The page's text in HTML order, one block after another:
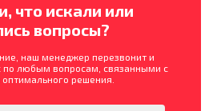
что искали или
вопросы?
наш менеджер перезвонит и
по любым вопросам, связанными с
решения.